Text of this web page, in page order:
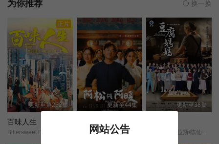
第10集 第11集 第12集
第13集 第14集 第15集
第16集 第18集
第19集 第20集 第21集
第22集 第23集 第24集
为你推荐 换一换
正片
更新至第252集
百味人生
Bittersweet Destiny/
更新至44集
阿松与阿暖
更新至38集
谢琼煖/洪都拉斯/陈仙梅/蓝苇华/苏晏霈/曾智希/曾子益/陈志强/郭忠祐/李之勤/潘奕如/范瑞君/王耿豪/吴铃山/张倩/李运庆/罗子惟/宫美乐/王晴/于浩威/马国毕/张世贤/徐千京/黄子玲/黄靖雅/李佩怡/吴政澔/黄尚禾/吴皓升/
网站公告